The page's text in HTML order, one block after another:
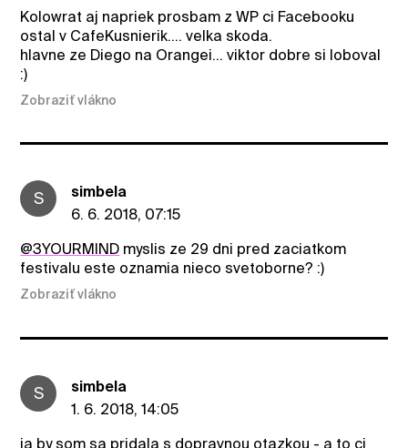
Kolowrat aj napriek prosbam z WP ci Facebooku
ostal v CafeKusnierik.... velka skoda.
hlavne ze Diego na Orangei... viktor dobre si loboval
:)
Zobraziť vlákno
S
simbela
6. 6. 2018, 07:15
@3YOURMIND myslis ze 29 dni pred zaciatkom
festivalu este oznamia nieco svetoborne? :)
Zobraziť vlákno
S
simbela
1. 6. 2018, 14:05
ja by som sa pridala s dopravnou otazkou - a to ci